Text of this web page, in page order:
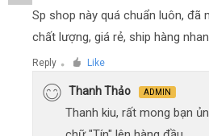
Sp shop này quá chuẩn luôn, đã
chất lượng, giá rẻ, ship hàng
Reply ● Like
Thanh Thảo ADMIN
Thanh kiu, rất mong bạn